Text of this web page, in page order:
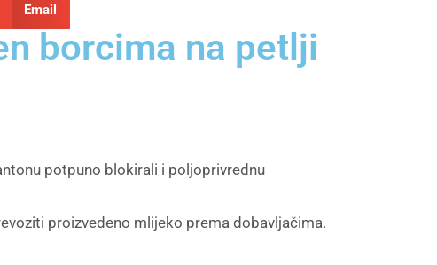
Email
borcima na petlji
potpuno blokirali i poljoprivrednu
proizvedeno mlijeko prema dobavljačima.